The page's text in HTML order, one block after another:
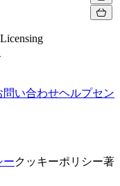
問い合わせヘルプセン
ークッキーポリシー著